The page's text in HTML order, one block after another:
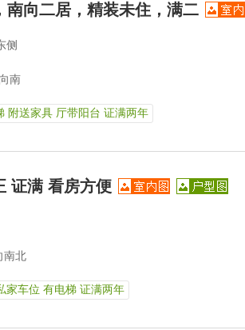
向二居，精装未住，满二
侧
南
附送家具 厅带阳台 证满两年
证满 看房方便
南北
家车位 有电梯 证满两年